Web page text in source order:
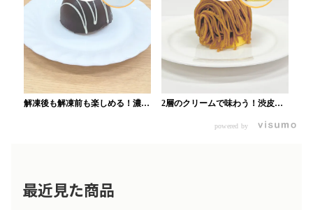
解凍後も解凍前も楽しめる！濃厚
2層のクリームで味わう！渋皮栗
powered by
最近見た商品